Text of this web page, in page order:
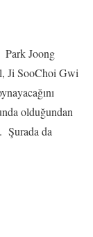
Joong
Ji SooChoi Gwi
olduğundan
Şurada da